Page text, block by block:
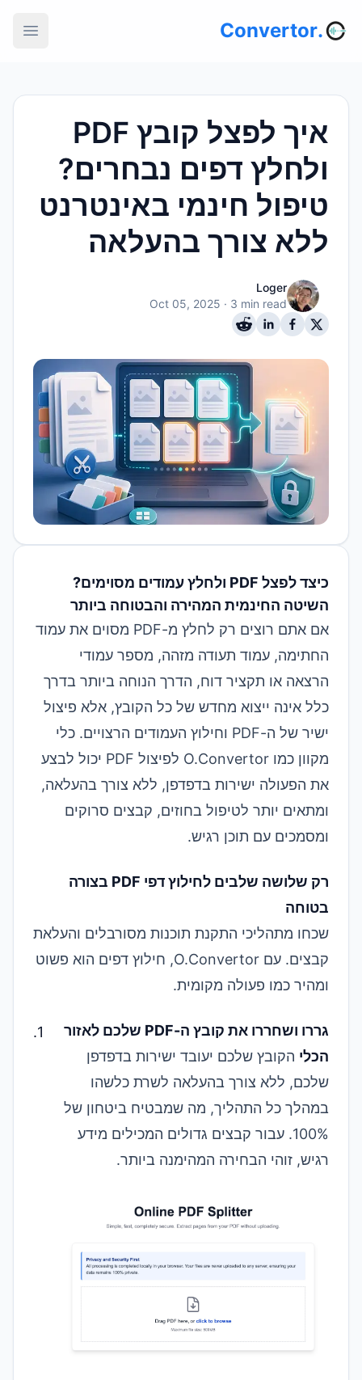
.Convertor
איך לפצל קובץ PDF
ולחלץ דפים נבחרים?
טיפול חינמי באינטרנט
ללא צורך בהעלאה
Loger
Oct 05, 2025 · 3 min read
כיצד לפצל PDF ולחלץ עמודים מסוימים?
השיטה החינמית המהירה והבטוחה ביותר
אם אתם רוצים רק לחלץ מ-PDF מסוים את עמוד
החתימה, עמוד תעודה מזהה, מספר עמודי
הרצאה או תקציר דוח, הדרך הנוחה ביותר בדרך
כלל אינה ייצוא מחדש של כל הקובץ, אלא פיצול
ישיר של ה-PDF וחילוץ העמודים הרצויים. כלי
מקוון כמו O.Convertor
לפיצול PDF
יכול לבצע
את הפעולה ישירות בדפדפן, ללא צורך בהעלאה,
ומתאים יותר לטיפול בחוזים, קבצים סרוקים
ומסמכים עם תוכן רגיש.
רק שלושה שלבים לחילוץ דפי PDF בצורה
בטוחה
שכחו מתהליכי התקנת תוכנות מסורבלים והעלאת
קבצים. עם O.Convertor, חילוץ דפים הוא פשוט
ומהיר כמו פעולה מקומית.
גררו ושחררו את קובץ ה-PDF שלכם לאזור
הכלי הקובץ שלכם יעובד ישירות בדפדפן
שלכם, ללא צורך בהעלאה לשרת כלשהו
במהלך כל התהליך, מה שמבטיח ביטחון של
100%. עבור קבצים גדולים המכילים מידע
רגיש, זוהי הבחירה המהימנה ביותר.